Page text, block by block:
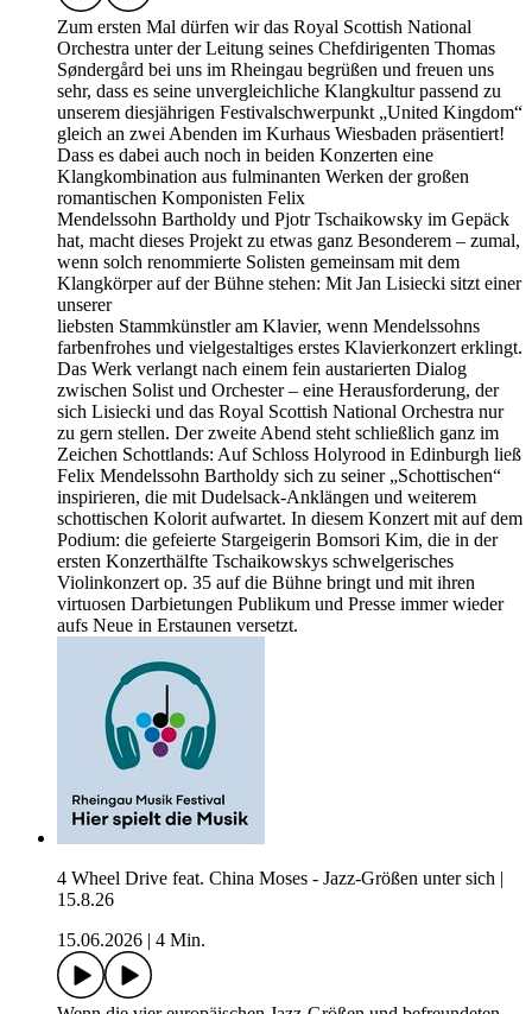
Zum ersten Mal dürfen wir das Royal Scottish National
Orchestra unter der Leitung seines Chefdirigenten Thomas
Søndergård bei uns im Rheingau begrüßen und freuen uns
sehr, dass es seine unvergleichliche Klangkultur passend zu
unserem diesjährigen Festivalschwerpunkt „United Kingdom“
gleich an zwei Abenden im Kurhaus Wiesbaden präsentiert!
Dass es dabei auch noch in beiden Konzerten eine
Klangkombination aus fulminanten Werken der großen
romantischen Komponisten Felix
Mendelssohn Bartholdy und Pjotr Tschaikowsky im Gepäck
hat, macht dieses Projekt zu etwas ganz Besonderem – zumal,
wenn solch renommierte Solisten gemeinsam mit dem
Klangkörper auf der Bühne stehen: Mit Jan Lisiecki sitzt einer
unserer
liebsten Stammkünstler am Klavier, wenn Mendelssohns
farbenfrohes und vielgestaltiges erstes Klavierkonzert erklingt.
Das Werk verlangt nach einem fein austarierten Dialog
zwischen Solist und Orchester – eine Herausforderung, der
sich Lisiecki und das Royal Scottish National Orchestra nur
zu gern stellen. Der zweite Abend steht schließlich ganz im
Zeichen Schottlands: Auf Schloss Holyrood in Edinburgh ließ
Felix Mendelssohn Bartholdy sich zu seiner „Schottischen“
inspirieren, die mit Dudelsack-Anklängen und weiterem
schottischen Kolorit aufwartet. In diesem Konzert mit auf dem
Podium: die gefeierte Stargeigerin Bomsori Kim, die in der
ersten Konzerthälfte Tschaikowskys schwelgerisches
Violinkonzert op. 35 auf die Bühne bringt und mit ihren
virtuosen Darbietungen Publikum und Presse immer wieder
aufs Neue in Erstaunen versetzt.
4 Wheel Drive feat. China Moses - Jazz-Größen unter sich |
15.8.26
15.06.2026
4 Min.